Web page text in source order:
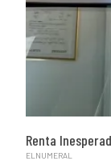
Renta
ELNUMERAL